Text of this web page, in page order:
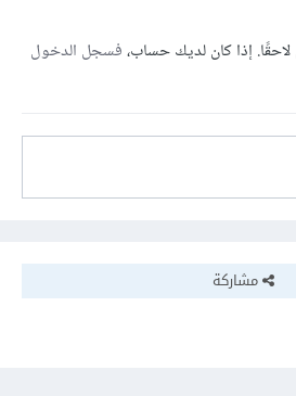
إذا كان لديك حساب،فسجل الدخول
مشاركة